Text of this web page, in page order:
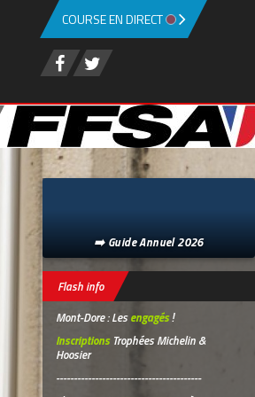
COURSE EN DIRECT
➡️ Guide Annuel 2026
Flash info
Mont-Dore : Lesengagés!
InscriptionsTrophées Michelin &
Hoosier
-----------------------------------------